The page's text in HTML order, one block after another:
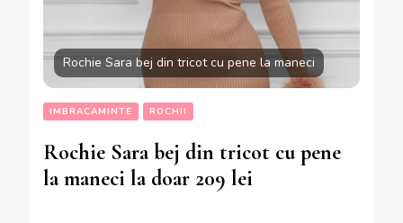
Rochie Sara bej din tricot cu pene la maneci
IMBRACAMINTE ROCHII
Rochie Sara bej din tricot cu pene
la maneci la doar 209 lei